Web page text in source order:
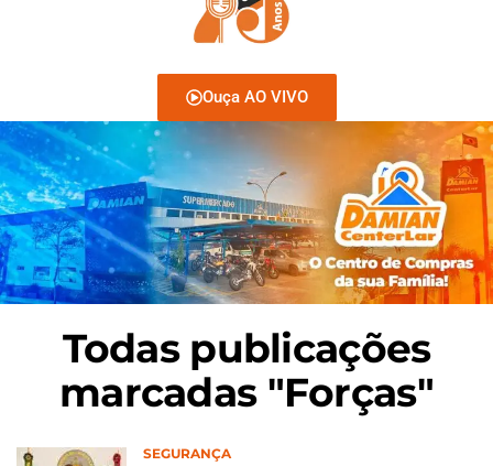
Ouça AO VIVO
Todas publicações
marcadas "Forças"
SEGURANÇA